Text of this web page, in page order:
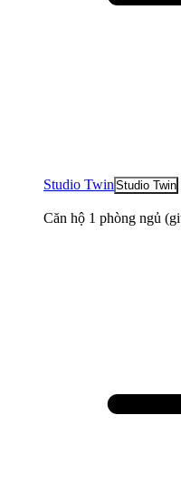
Studio Twin Studio Twin
Căn hộ 1 phòng ngủ